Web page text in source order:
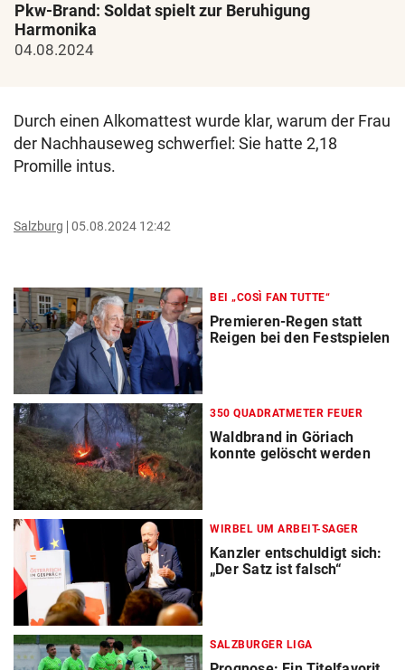
Pkw-Brand: Soldat spielt zur Beruhigung
Harmonika
04.08.2024
Durch einen Alkomattest wurde klar, warum der Frau
der Nachhauseweg schwerfiel: Sie hatte 2,18
Promille intus.
Salzburg 05.08.2024 12:42
BEI „COSÌ FAN TUTTE“
Premieren-Regen statt
Reigen bei den Festspielen
350 QUADRATMETER FEUER
Waldbrand in Göriach
konnte gelöscht werden
WIRBEL UM ARBEIT-SAGER
Kanzler entschuldigt sich:
„Der Satz ist falsch“
SALZBURGER LIGA